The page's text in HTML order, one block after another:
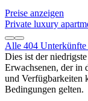
Preise anzeigen
Private luxury
Alle 404 Unterkünfte
Dies ist der
Erwachsenen, der in
und Verfügbarkeiten
Bedingungen gelten.